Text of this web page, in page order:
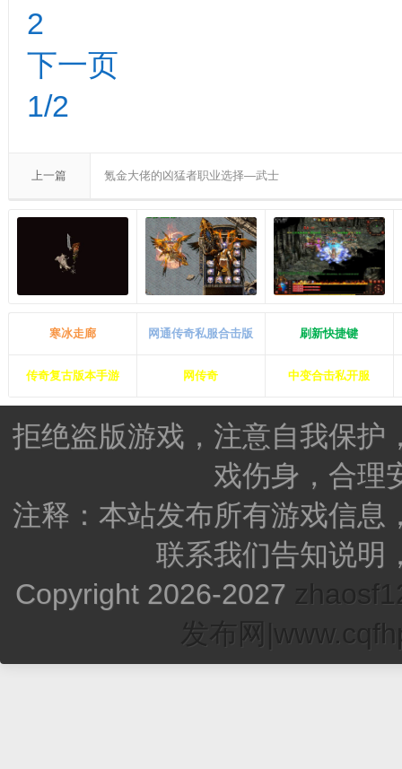
2
下一页
1/2
上一篇 氪金大佬的凶猛者职业选择—武士
寒冰走廊 网通传奇私服合击版 刷新快捷键
传奇复古版本手游 网传奇 中变合击私开服
拒绝盗版游戏，注意自我保护
戏伤身，合理
注释：本站发布所有游戏信息
联系我们告知说明
Copyright 2026-2027
发布网